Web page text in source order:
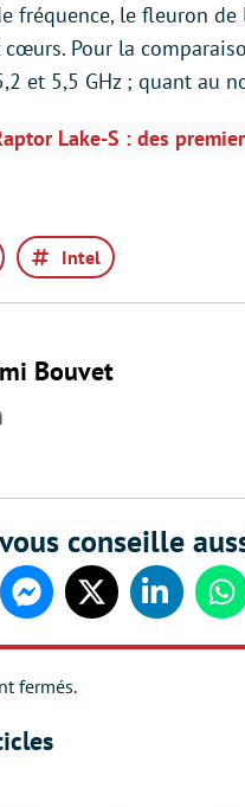
fréquence, le fleuron
cœurs. Pour la
et 5,5 GHz ; quant au
Lake-S : des
Intel
Bouvet
conseille
MessengerTwitter Linkedin
fermés.